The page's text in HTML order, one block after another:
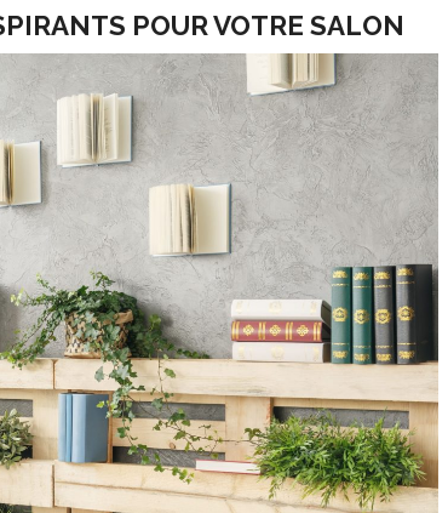
POUR VOTRE SALON